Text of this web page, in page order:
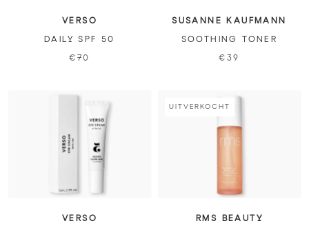
VERSO
DAILY SPF 50
€70
SUSANNE KAUFMANN
SOOTHING TONER
€39
VERSO
UITVERKOCHT
RMS BEAUTY